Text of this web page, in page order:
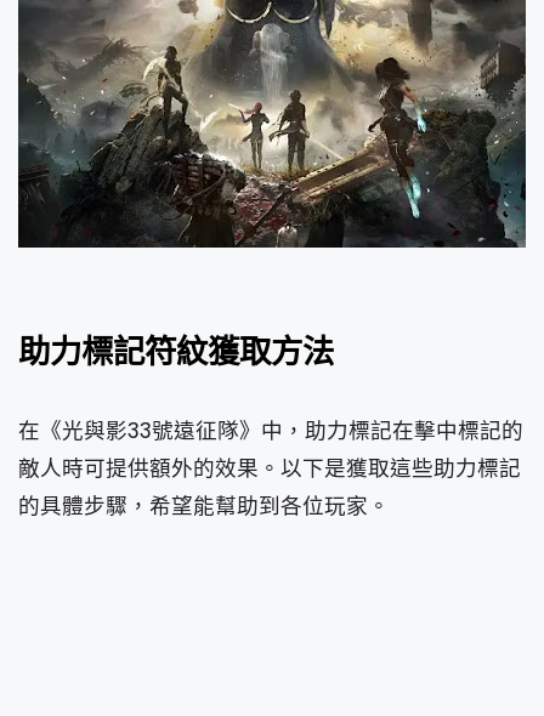
助力標記符紋獲取方法
在《光與影33號遠征隊》中，助力標記在擊中標記的
敵人時可提供額外的效果。以下是獲取這些助力標記
的具體步驟，希望能幫助到各位玩家。